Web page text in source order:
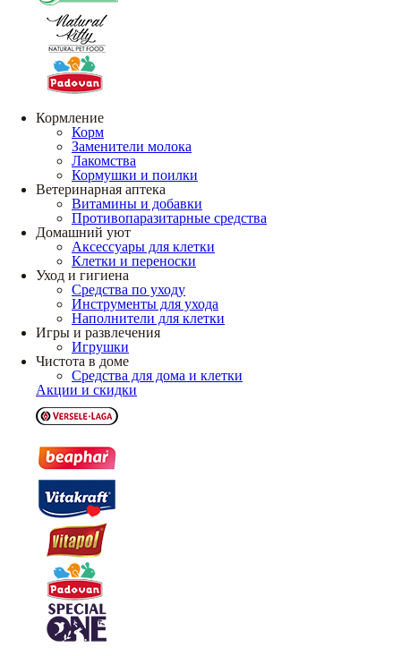
Кормление
Корм
Заменители молока
Лакомства
Кормушки и поилки
Ветеринарная аптека
Витамины и добавки
Противопаразитарные средства
Домашний уют
Аксессуары для клетки
Клетки и переноски
Уход и гигиена
Средства по уходу
Инструменты для ухода
Наполнители для клетки
Игры и развлечения
Игрушки
Чистота в доме
Средства для дома и клетки
Акции и скидки